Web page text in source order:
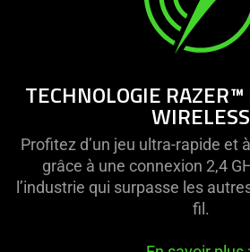
TECHNOLOGIE
WIRELESS
Profitez d’un jeu ultra-rapide et
grâce à une connexion 2,4
l’industrie qui surpasse les
fil.